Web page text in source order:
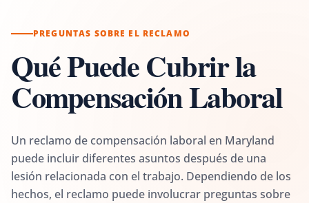
PREGUNTAS SOBRE EL RECLAMO
Qué Puede Cubrir la
Compensación Laboral
Un reclamo de compensación laboral en Maryland
puede incluir diferentes asuntos después de una
lesión relacionada con el trabajo. Dependiendo de los
hechos, el reclamo puede involucrar preguntas sobre